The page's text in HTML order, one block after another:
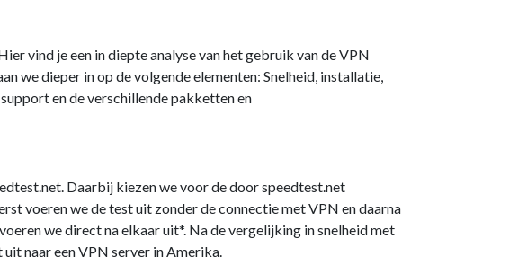
vind je een in diepte analyse van het gebruik van de VPN
we dieper in op de volgende elementen: Snelheid, installatie,
en de verschillende pakketten en
Daarbij kiezen we voor de door speedtest.net
voeren we de test uit zonder de connectie met VPN en daarna
we direct na elkaar uit*. Na de vergelijking in snelheid met
naar een VPN server in Amerika.